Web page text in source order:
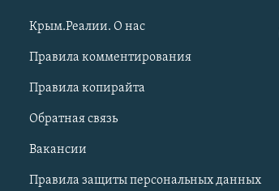
Крым.Реалии. О нас
Правила комментирования
Правила копирайта
Обратная связь
Вакансии
Правила защиты персональных данных